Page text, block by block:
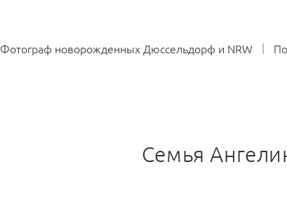
Фотограф новорожденных Дюссельдорф и NRW
Семья